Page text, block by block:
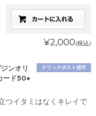
¥2,000(税込)
クリックポスト他可
ンオリ
ード50●
つイタミはなくキレイで